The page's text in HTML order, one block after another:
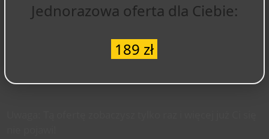
Jednorazowa oferta dla Ciebie:
189 zł